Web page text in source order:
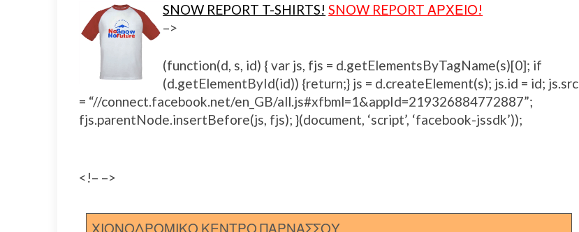
SNOW REPORT T-SHIRTS! SNOW REPORT ΑΡΧΕΙΟ!
–>
(function(d, s, id) { var js, fjs = d.getElementsByTagName(s)[0]; if
(d.getElementById(id)) {return;} js = d.createElement(s); js.id = id; js.src
= “//connect.facebook.net/en_GB/all.js#xfbml=1&appId=219326884772887”;
fjs.parentNode.insertBefore(js, fjs); }(document, ‘script’, ‘facebook-jssdk’));
<!– –>
ΧΙΟΝΟΔΡΟΜΙΚΟ ΚΕΝΤΡΟ ΠΑΡΝΑΣΣΟΥ